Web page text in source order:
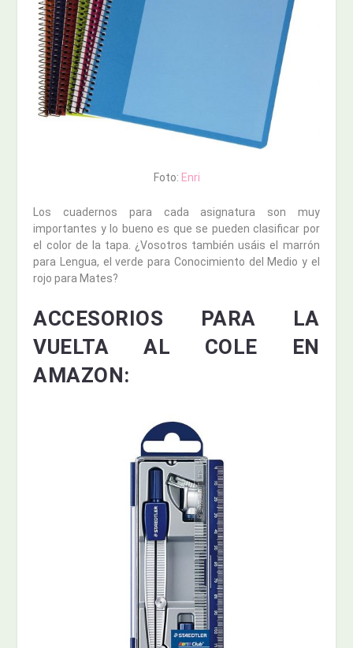
Foto: Enri
Los cuadernos para cada asignatura son muy
importantes y lo bueno es que se pueden clasificar por
el color de la tapa. ¿Vosotros también usáis el marrón
para Lengua, el verde para Conocimiento del Medio y el
rojo para Mates?
ACCESORIOS PARA LA
VUELTA AL COLE EN
AMAZON: